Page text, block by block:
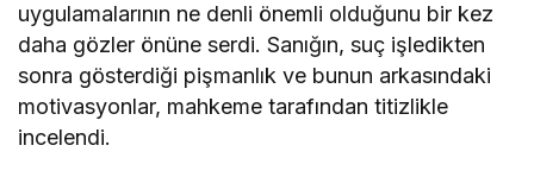
uygulamalarının ne denli önemli olduğunu bir kez
daha gözler önüne serdi. Sanığın, suç işledikten
sonra gösterdiği pişmanlık ve bunun arkasındaki
motivasyonlar, mahkeme tarafından titizlikle
incelendi.